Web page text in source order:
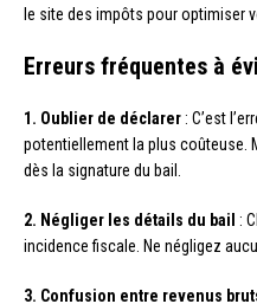
le site des impôts pour optimiser
Erreurs fréquentes à
1. Oublier de déclarer : C’est
potentiellement la plus coûteuse.
dès la signature du bail.
2. Négliger les détails du bail :
incidence fiscale. Ne négligez
3. Confusion entre revenus